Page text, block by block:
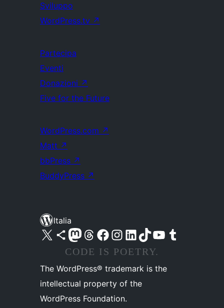
Sviluppo
WordPress.tv ↗
Partecipa
Eventi
Donazioni ↗
Five for the Future
WordPress.com ↗
Matt ↗
bbPress ↗
BuddyPress ↗
Italia
Visita il nostro account X (ex Twitter)
Visita il nostro account Bluesky
Visita il nostro account Mastodon
Visita il nostro account Threads
Visita la nostra pagina Facebook
Visita il nostro account Instagram
Visita il nostro account LinkedIn
Visita il nostro account TikTok
Visita il nostro canale YouTube
Visita il nostro account Tumblr
CODE IS POETRY.
The WordPress® trademark is the
intellectual property of the
WordPress Foundation.